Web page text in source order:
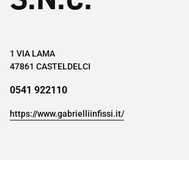
1 VIA LAMA
47861 CASTELDELCI
0541 922110
https://www.gabrielliinfissi.it/